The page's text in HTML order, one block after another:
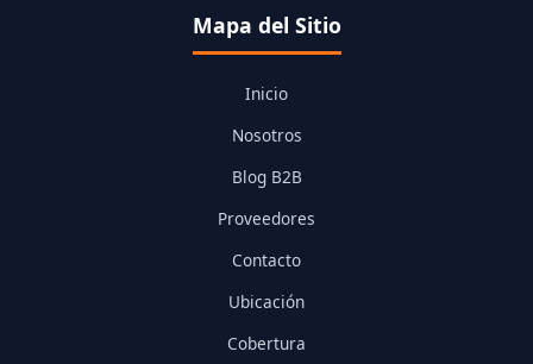
Mapa del Sitio
Inicio
Nosotros
Blog B2B
Proveedores
Contacto
Ubicación
Cobertura